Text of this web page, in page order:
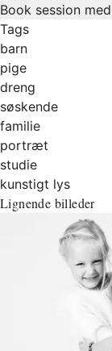
Book session
Tags
barn
pige
dreng
søskende
familie
portræt
studie
kunstigt lys
Lignende billeder